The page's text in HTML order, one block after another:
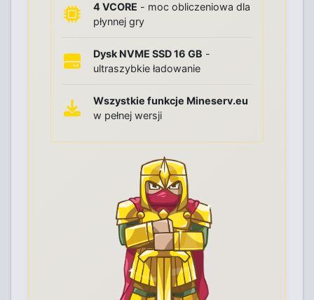
4 VCORE - moc obliczeniowa dla
płynnej gry
Dysk NVME SSD 16 GB -
ultraszybkie ładowanie
Wszystkie funkcje Mineserv.eu
w pełnej wersji